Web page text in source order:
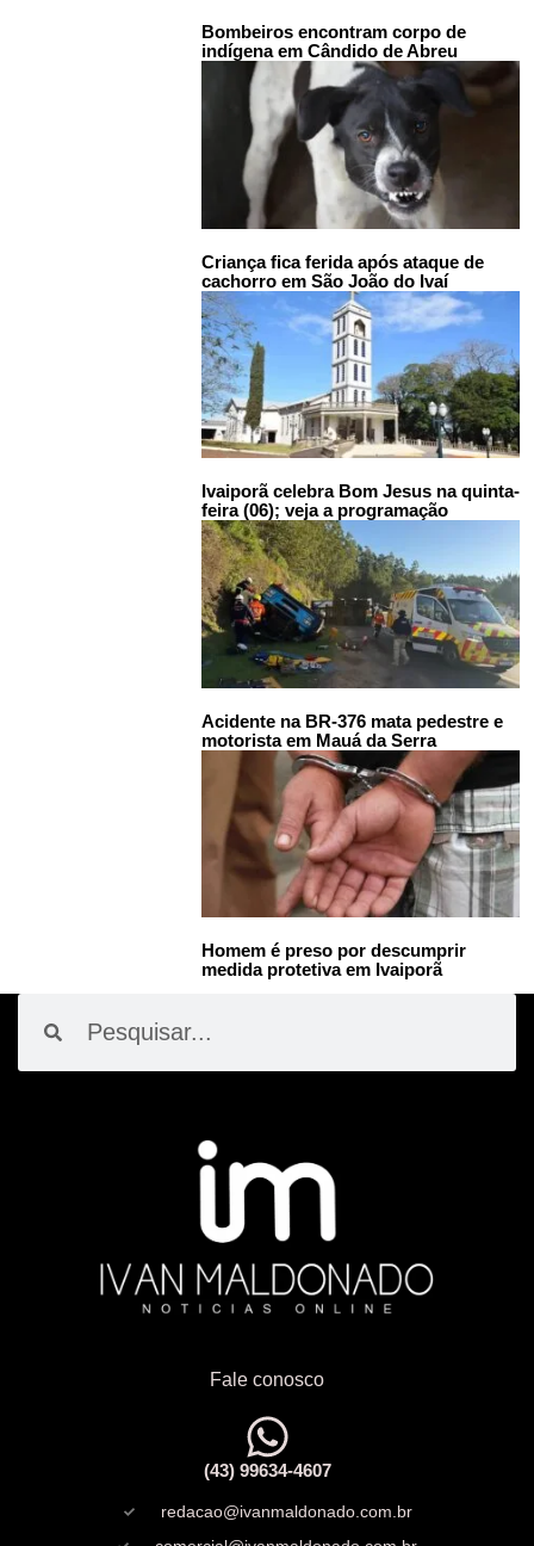
Bombeiros encontram corpo de
indígena em Cândido de Abreu
Criança fica ferida após ataque de
cachorro em São João do Ivaí
Ivaiporã celebra Bom Jesus na quinta-
feira (06); veja a programação
Acidente na BR-376 mata pedestre e
motorista em Mauá da Serra
Homem é preso por descumprir
medida protetiva em Ivaiporã
Fale conosco
(43) 99634-4607
redacao@ivanmaldonado.com.br